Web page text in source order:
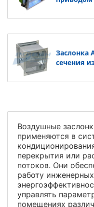
Заслонка
сечения
Воздушные
применяются в
перекрытия или
потоков. Они
работу
управлять
помещениях